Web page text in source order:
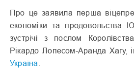
Про це заявила перша
економіки та продовольства
зустрічі з послом
Рікардо Лопесом-Аранда Хагу,
Україна